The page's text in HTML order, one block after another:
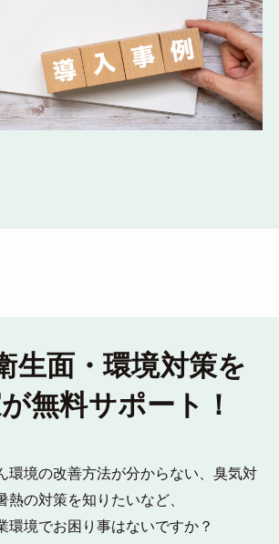
生面・環境対策を
無料サポート！
環境の改善方法が分からない、臭気対
熱の対策を知りたいなど、
環境でお困り事はないですか？